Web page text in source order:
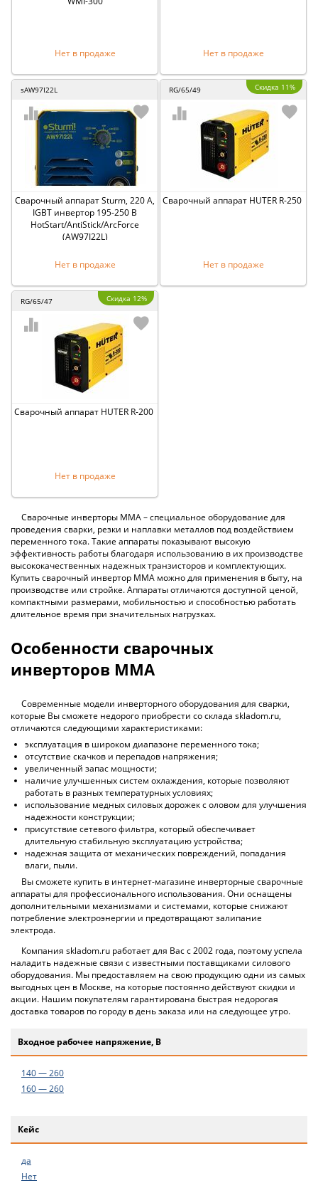
Нет в продаже Нет в продаже
sAW97I22L
Сварочный аппарат Sturm, 220 А,
IGBT инвертор 195-250 В
HotStart/AntiStick/ArcForce
(AW97I22L)
Нет в продаже
RG/65/49 Скидка 11%
Сварочный аппарат HUTER R-250
Нет в продаже
RG/65/47 Скидка 12%
Сварочный аппарат HUTER R-200
Нет в продаже
Сварочные инверторы ММА – специальное оборудование для
проведения сварки, резки и наплавки металлов под воздействием
переменного тока. Такие аппараты показывают высокую
эффективность работы благодаря использованию в их производстве
высококачественных надежных транзисторов и комплектующих.
Купить сварочный инвертор ММА можно для применения в быту, на
производстве или стройке. Аппараты отличаются доступной ценой,
компактными размерами, мобильностью и способностью работать
длительное время при значительных нагрузках.
Особенности сварочных
инверторов ММА
Современные модели инверторного оборудования для сварки,
которые Вы сможете недорого приобрести со склада skladom.ru,
отличаются следующими характеристиками:
эксплуатация в широком диапазоне переменного тока;
отсутствие скачков и перепадов напряжения;
увеличенный запас мощности;
наличие улучшенных систем охлаждения, которые позволяют
работать в разных температурных условиях;
использование медных силовых дорожек с оловом для улучшения
надежности конструкции;
присутствие сетевого фильтра, который обеспечивает
длительную стабильную эксплуатацию устройства;
надежная защита от механических повреждений, попадания
влаги, пыли.
Вы сможете купить в интернет-магазине инверторные сварочные
аппараты для профессионального использования. Они оснащены
дополнительными механизмами и системами, которые снижают
потребление электроэнергии и предотвращают залипание
электрода.
Компания skladom.ru работает для Вас с 2002 года, поэтому успела
наладить надежные связи с известными поставщиками силового
оборудования. Мы предоставляем на свою продукцию одни из самых
выгодных цен в Москве, на которые постоянно действуют скидки и
акции. Нашим покупателям гарантирована быстрая недорогая
доставка товаров по городу в день заказа или на следующее утро.
Входное рабочее напряжение, В
140 — 260
160 — 260
Кейс
да
Нет